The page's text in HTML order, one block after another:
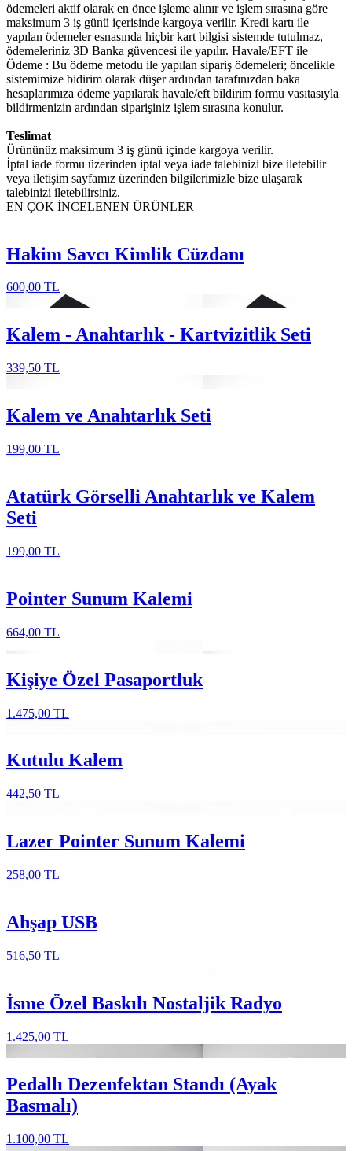
ödemeleri aktif olarak en önce işleme alınır ve işlem sırasına göre
maksimum 3 iş günü içerisinde kargoya verilir. Kredi kartı ile
yapılan ödemeler esnasında hiçbir kart bilgisi sistemde tutulmaz,
ödemeleriniz 3D Banka güvencesi ile yapılır. Havale/EFT ile
Ödeme : Bu ödeme metodu ile yapılan sipariş ödemeleri; öncelikle
sistemimize bidirim olarak düşer ardından tarafınızdan baka
hesaplarımıza ödeme yapılarak havale/eft bildirim formu vasıtasıyla
bildirmenizin ardından siparişiniz işlem sırasına konulur.
Teslimat
Ürününüz maksimum 3 iş günü içinde kargoya verilir.
İptal iade formu üzerinden iptal veya iade talebinizi bize iletebilir
veya iletişim sayfamız üzerinden bilgilerimizle bize ulaşarak
talebinizi iletebilirsiniz.
EN ÇOK İNCELENEN ÜRÜNLER
Hakim Savcı Kimlik Cüzdanı
600,00 TL
Kalem - Anahtarlık - Kartvizitlik Seti
339,50 TL
Kalem ve Anahtarlık Seti
199,00 TL
Atatürk Görselli Anahtarlık ve Kalem
Seti
199,00 TL
Pointer Sunum Kalemi
664,00 TL
Kişiye Özel Pasaportluk
1.475,00 TL
Kutulu Kalem
442,50 TL
Lazer Pointer Sunum Kalemi
258,00 TL
Ahşap USB
516,50 TL
İsme Özel Baskılı Nostaljik Radyo
1.425,00 TL
Pedallı Dezenfektan Standı (Ayak
Basmalı)
1.100,00 TL